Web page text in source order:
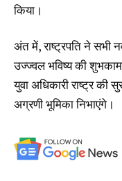
किया।
अंत में, राष्ट्रपति ने सभी
उज्ज्वल भविष्य की
युवा अधिकारी राष्ट्र की
अग्रणी भूमिका निभाएंगे।